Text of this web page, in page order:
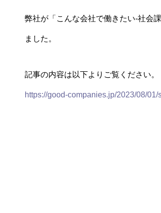
弊社が「こんな会社で働きたい-社会
ました。
記事の内容は以下よりご覧ください。
https://good-companies.jp/2023/08/01/